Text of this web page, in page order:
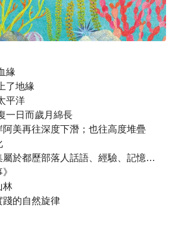
緣
了地緣
平洋
一日而歲月綿長
美再往深度下潛；也往高度堆疊
屬於都歷部落人話語、經驗、記憶…
林
踐的自然旋律